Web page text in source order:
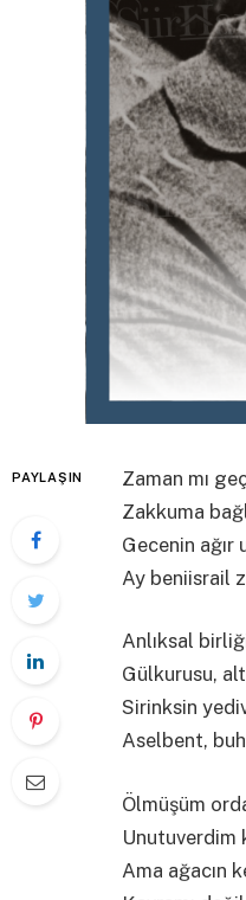
PAYLAŞIN
Zaman mı
Zakkuma
Gecenin ağır
Ay beniisrail
Anlıksal
Gülkurusu,
Sirinksin
Aselbent,
Ölmüşüm
Unutuverdim
Ama ağacın